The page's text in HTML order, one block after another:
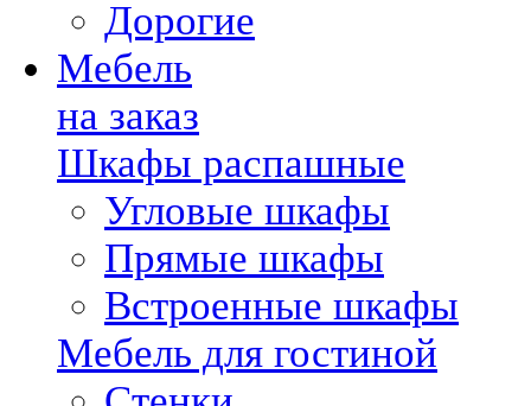
Дорогие
Мебель
на заказ
Шкафы распашные
Угловые шкафы
Прямые шкафы
Встроенные шкафы
Мебель для гостиной